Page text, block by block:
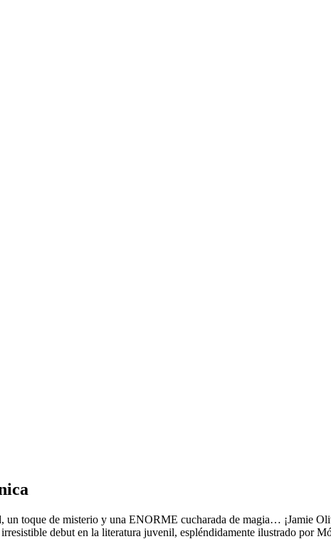
un toque de misterio y una ENORME cucharada de magia… ¡Jamie
debut en la literatura juvenil, espléndidamente ilustrado por